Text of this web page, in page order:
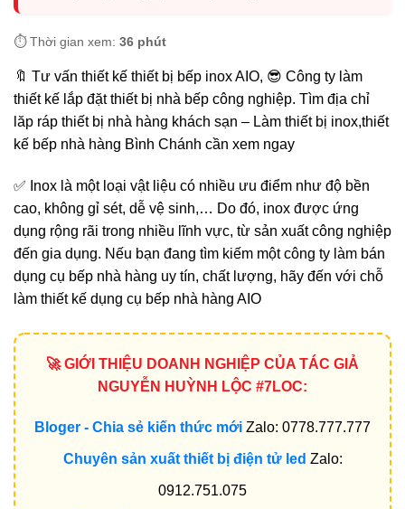
⏱️ Thời gian xem: 36 phút
🔖 Tư vấn thiết kế thiết bị bếp inox AIO, 😎 Công ty làm
thiết kế lắp đặt thiết bị nhà bếp công nghiệp. Tìm địa chỉ
lăp ráp thiết bị nhà hàng khách sạn – Làm thiết bị inox,thiết
kế bếp nhà hàng Bình Chánh cần xem ngay
✅ Inox là một loại vật liệu có nhiều ưu điểm như độ bền
cao, không gỉ sét, dễ vệ sinh,… Do đó, inox được ứng
dụng rộng rãi trong nhiều lĩnh vực, từ sản xuất công nghiệp
đến gia dụng. Nếu bạn đang tìm kiếm một công ty làm bán
dụng cụ bếp nhà hàng uy tín, chất lượng, hãy đến với chỗ
làm thiết kế dụng cụ bếp nhà hàng AIO
🚀 GIỚI THIỆU DOANH NGHIỆP CỦA TÁC GIẢ
NGUYỄN HUỲNH LỘC #7LOC:
Bloger - Chia sẻ kiến thức mới Zalo: 0778.777.777
Chuyên sản xuất thiết bị điện tử led Zalo:
0912.751.075